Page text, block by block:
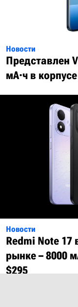
Новости
Представлен
мА·ч в
Новости
Redmi Note
рынке – 8000
$295